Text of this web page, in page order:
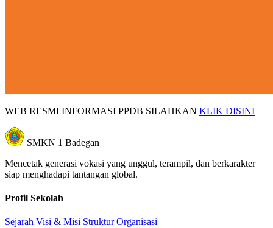
WEB RESMI INFORMASI PPDB SILAHKAN KLIK DISINI
SMKN 1 Badegan
Mencetak generasi vokasi yang unggul, terampil, dan berkarakter
siap menghadapi tantangan global.
Profil Sekolah
Sejarah Visi & Misi Struktur Organisasi